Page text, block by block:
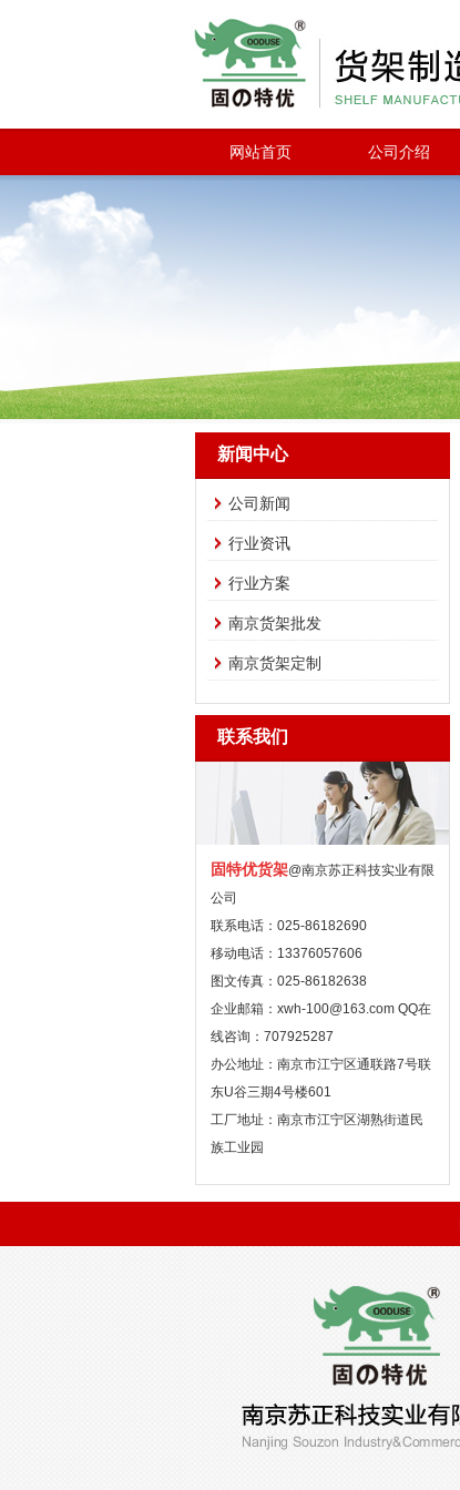
网站首页 公司介绍
新闻中心
公司新闻
行业资讯
行业方案
南京货架批发
南京货架定制
联系我们
固特优货架@南京苏正科技实业有限
公司
联系电话：025-86182690
移动电话：13376057606
图文传真：025-86182638
企业邮箱：xwh-100@163.com QQ在
线咨询：707925287
办公地址：南京市江宁区通联路7号联
东U谷三期4号楼601
工厂地址：南京市江宁区湖熟街道民
族工业园